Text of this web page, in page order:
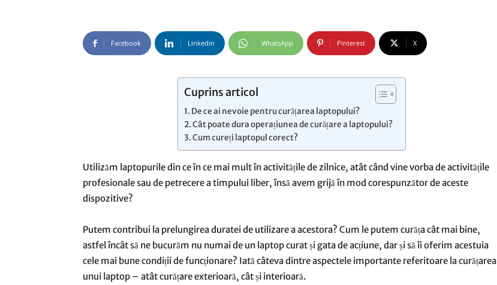
comunicate
presa
Facebook Linkedin WhatsApp Pinterest X
Cuprins articol
De ce ai nevoie pentru curățarea laptopului?
Cât poate dura operațiunea de curățare a laptopului?
Cum cureți laptopul corect?
Utilizăm laptopurile din ce în ce mai mult în activitățile de zilnice, atât când vine vorba de activitățile
profesionale sau de petrecere a timpului liber, însă avem grijă în mod corespunzător de aceste
dispozitive?
Putem contribui la prelungirea duratei de utilizare a acestora? Cum le putem curăța cât mai bine,
astfel încât să ne bucurăm nu numai de un laptop curat și gata de acțiune, dar și să îi oferim acestuia
cele mai bune condiții de funcționare? Iată câteva dintre aspectele importante referitoare la curățarea
unui laptop – atât curățare exterioară, cât și interioară.